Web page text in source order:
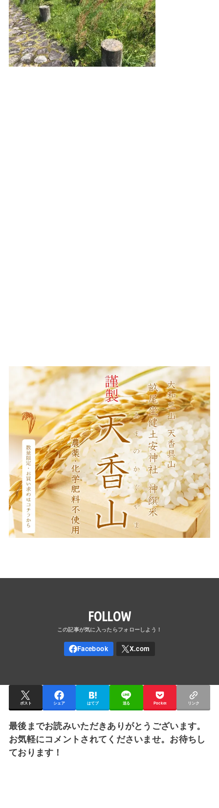
FOLLOW
ポスト シェア はてブ 送る Pocket リンク
最後までお読みいただきありがとうございます。
お気軽にコメントされてくださいませ。お待ちし
ております！